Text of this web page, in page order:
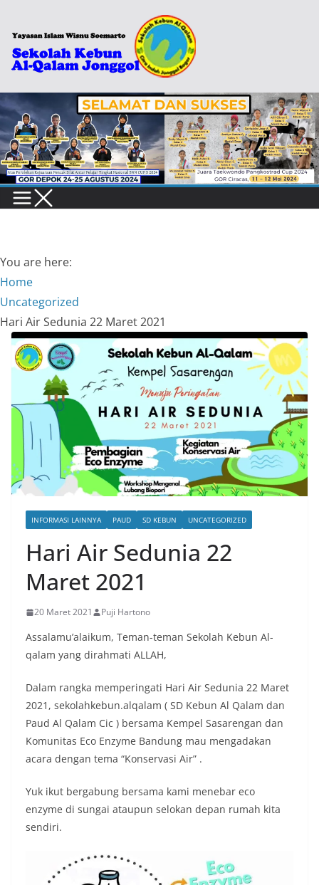
content
You are here:
Home
Uncategorized
Hari Air Sedunia 22 Maret 2021
INFORMASI LAINNYA PAUD SD KEBUN UNCATEGORIZED
Hari Air Sedunia 22
Maret 2021
20 Maret 2021 Puji Hartono
Assalamu’alaikum, Teman-teman Sekolah Kebun Al-
qalam yang dirahmati ALLAH,
Dalam rangka memperingati Hari Air Sedunia 22 Maret
2021, sekolahkebun.alqalam ( SD Kebun Al Qalam dan
Paud Al Qalam Cic ) bersama Kempel Sasarengan dan
Komunitas Eco Enzyme Bandung mau mengadakan
acara dengan tema “Konservasi Air” .
Yuk ikut bergabung bersama kami menebar eco
enzyme di sungai ataupun selokan depan rumah kita
sendiri.